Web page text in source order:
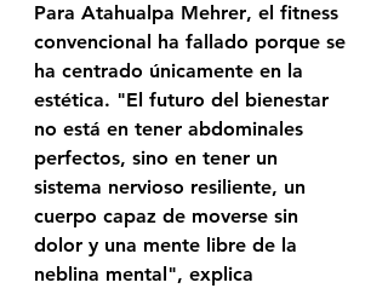
Para Atahualpa Mehrer, el fitness
convencional ha fallado porque se
ha centrado únicamente en la
estética. "El futuro del bienestar
no está en tener abdominales
perfectos, sino en tener un
sistema nervioso resiliente, un
cuerpo capaz de moverse sin
dolor y una mente libre de la
neblina mental", explica